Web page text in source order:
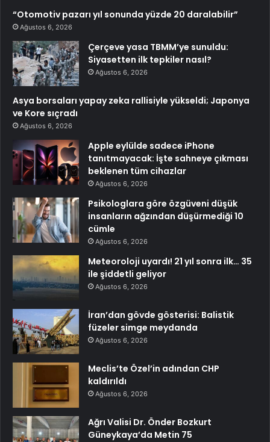
“Otomotiv pazarı yıl sonunda yüzde 20 daralabilir”
Ağustos 6, 2026
Çerçeve yasa TBMM’ye sunuldu:
Siyasetten ilk tepkiler nasıl?
Ağustos 6, 2026
Asya borsaları yapay zeka rallisiyle yükseldi; Japonya
ve Kore sıçradı
Ağustos 6, 2026
Apple eylülde sadece iPhone
tanıtmayacak: İşte sahneye çıkması
beklenen tüm cihazlar
Ağustos 6, 2026
Psikologlara göre özgüveni düşük
insanların ağzından düşürmediği 10
cümle
Ağustos 6, 2026
Meteoroloji uyardı! 21 yıl sonra ilk… 35
ile şiddetli geliyor
Ağustos 6, 2026
İran’dan gövde gösterisi: Balistik
füzeler simge meydanda
Ağustos 6, 2026
Meclis’te Özel’in adından CHP
kaldırıldı
Ağustos 6, 2026
Ağrı Valisi Dr. Önder Bozkurt
Güneykaya’da Metin 75